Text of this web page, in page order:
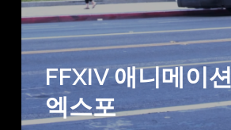
FFXIV 애니메이션
엑스포